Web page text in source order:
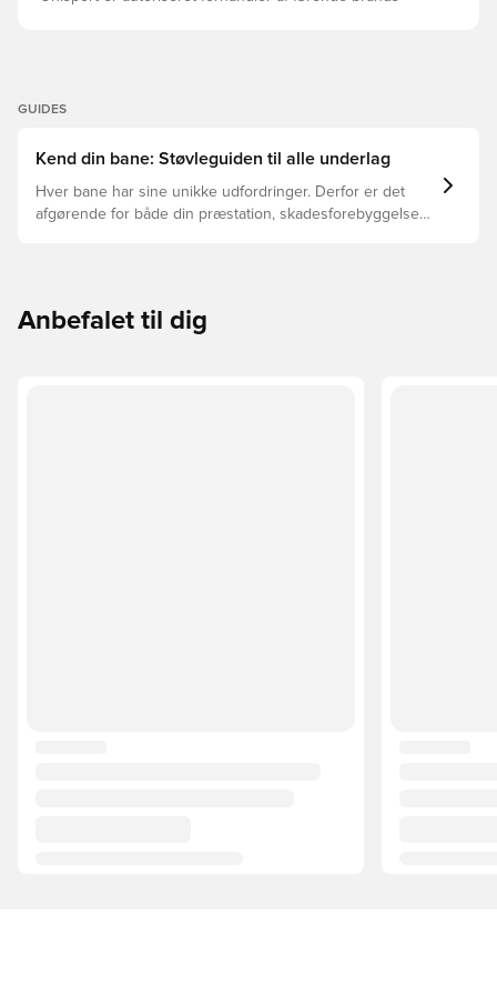
GUIDES
Kend din bane: Støvleguiden til alle underlag
Hver bane har sine unikke udfordringer. Derfor er det
afgørende for både din præstation, skadesforebyggelse
Anbefalet til dig